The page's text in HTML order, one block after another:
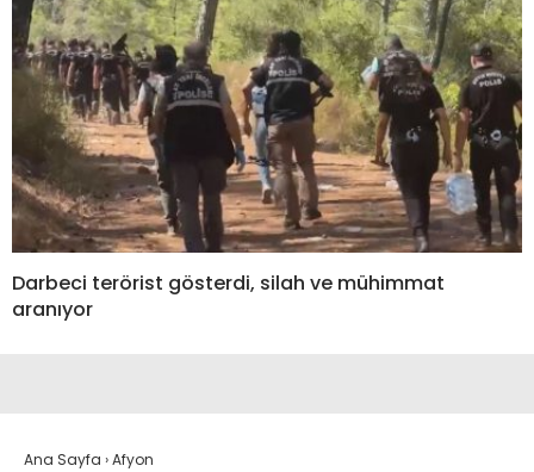
Darbeci terörist gösterdi, silah ve mühimmat
aranıyor
Ana Sayfa ›Afyon